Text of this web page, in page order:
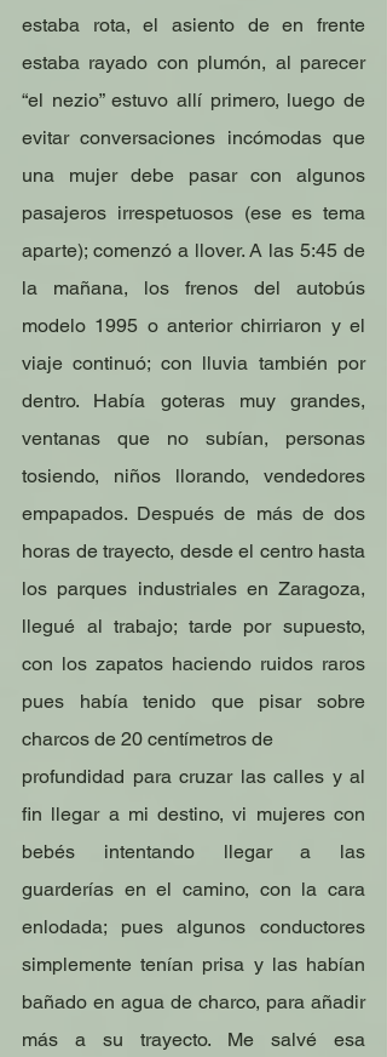
estaba rota, el asiento de en frente
estaba rayado con plumón, al parecer
“el nezio” estuvo allí primero, luego de
evitar conversaciones incómodas que
una mujer debe pasar con algunos
pasajeros irrespetuosos (ese es tema
aparte); comenzó a llover. A las 5:45 de
la mañana, los frenos del autobús
modelo 1995 o anterior chirriaron y el
viaje continuó; con lluvia también por
dentro. Había goteras muy grandes,
ventanas que no subían, personas
tosiendo, niños llorando, vendedores
empapados. Después de más de dos
horas de trayecto, desde el centro hasta
los parques industriales en Zaragoza,
llegué al trabajo; tarde por supuesto,
con los zapatos haciendo ruidos raros
pues había tenido que pisar sobre
charcos de 20 centímetros de
profundidad para cruzar las calles y al
fin llegar a mi destino, vi mujeres con
bebés intentando llegar a las
guarderías en el camino, con la cara
enlodada; pues algunos conductores
simplemente tenían prisa y las habían
bañado en agua de charco, para añadir
más a su trayecto. Me salvé esa